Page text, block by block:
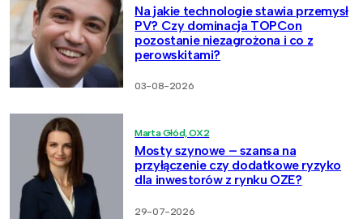
Na jakie technologie stawia przemysł
PV? Czy dominacja TOPCon
pozostanie niezagrożona i co z
perowskitami?
03-08-2026
Marta Głód, OX2
Mosty szynowe – szansa na
przyłączenie czy dodatkowe ryzyko
dla inwestorów z rynku OZE?
29-07-2026